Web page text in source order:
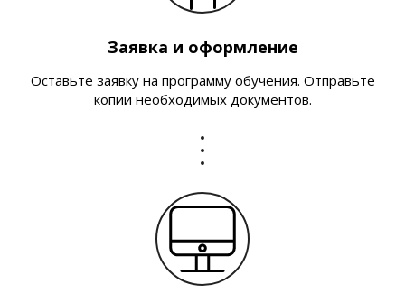
Заявка и оформление
Оставьте заявку на программу обучения. Отправьте
копии необходимых документов.